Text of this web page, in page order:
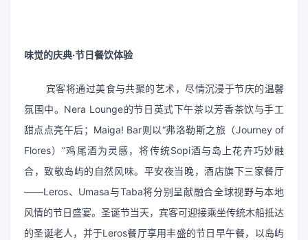
味觉的庆典·节日餐饮体验
宾客将通过美食与共聚的艺术，尽情沉浸于节庆的温馨
氛围中。Nera Lounge的节日英式下午茶以芳香茶饮与手工
甜点点亮午后；Maiga! Bar则以“弗洛勒斯之旅（Journey of
Flores）”鸡尾酒为灵感，将传统Sopi酒与岛上花卉巧妙融
合，致敬岛屿的自然风味。平安夜当晚，酒店旗下三家餐厅
——Leros、Umasa与Taba将分别呈献融合全球视野与本地
风情的节日盛宴。圣诞节当天，宾客可迎接乘坐传统木船抵达
的圣诞老人，并于Leros餐厅享用丰盛的节日早午餐，以岛屿